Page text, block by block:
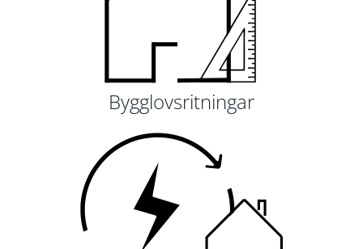
Bygglovsritningar